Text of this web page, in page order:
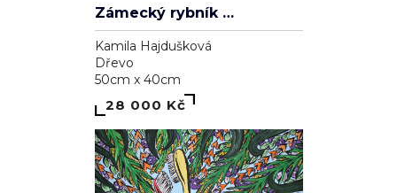
Kamila Hajdušková
Dřevo
50cm x 40cm
28 000 Kč